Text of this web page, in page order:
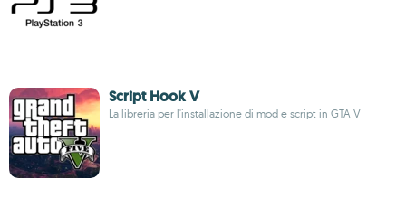
Script Hook V
La libreria per l'installazione di mod e script in GTA V